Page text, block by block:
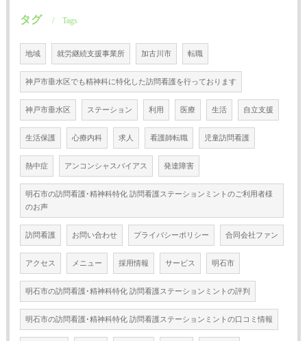
タグ Tags
地域 就労継続支援事業所 加古川市 転職
神戸市垂水区でも精神科に特化した訪問看護を行っております
神戸市垂水区 ステーション 利用 医療 生活 自立支援
生活保護 心療内科 求人 看護師転職 児童訪問看護
熱中症 アンコンシャスバイアス 発達障害
明石市の訪問看護･精神科特化 訪問看護ステーションミントのご利用者様
のお声
訪問看護 お問い合わせ プライバシーポリシー 合同会社ファン
アクセス メニュー 採用情報 サービス 明石市
明石市の訪問看護･精神科特化 訪問看護ステーションミントの評判
明石市の訪問看護･精神科特化 訪問看護ステーションミントの口コミ情報